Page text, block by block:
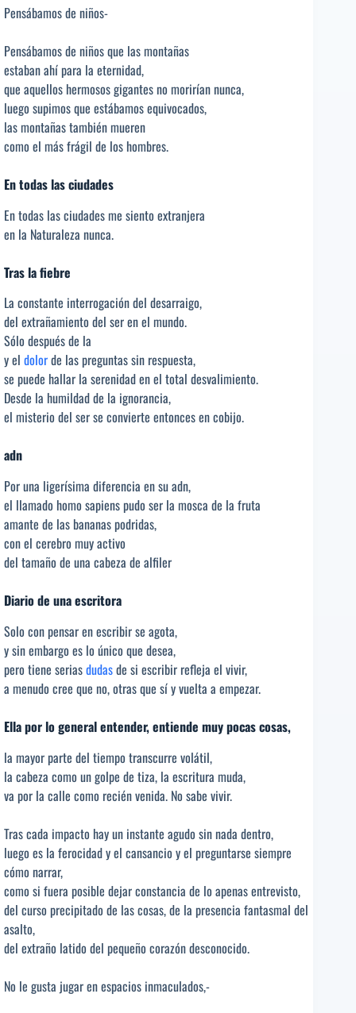
Pensábamos de niños-
Pensábamos de niños que las montañas
estaban ahí para la eternidad,
que aquellos hermosos gigantes no morirían nunca,
luego supimos que estábamos equivocados,
las montañas también mueren
como el más frágil de los hombres.
En todas las ciudades
En todas las ciudades me siento extranjera
en la Naturaleza nunca.
Tras la fiebre
La constante interrogación del desarraigo,
del extrañamiento del ser en el mundo.
Sólo después de la
y el dolorde las preguntas sin respuesta,
se puede hallar la serenidad en el total desvalimiento.
Desde la humildad de la ignorancia,
el misterio del ser se convierte entonces en cobijo.
adn
Por una ligerísima diferencia en su adn,
el llamado homo sapiens pudo ser la mosca de la fruta
amante de las bananas podridas,
con el cerebro muy activo
del tamaño de una cabeza de alfiler
Diario de una escritora
Solo con pensar en escribir se agota,
y sin embargo es lo único que desea,
pero tiene seriasdudasde si escribir refleja el vivir,
a menudo cree que no, otras que sí y vuelta a empezar.
Ella por lo general entender, entiende muy pocas cosas,
la mayor parte del tiempo transcurre volátil,
la cabeza como un golpe de tiza, la escritura muda,
va por la calle como recién venida. No sabe vivir.
Tras cada impacto hay un instante agudo sin nada dentro,
luego es la ferocidad y el cansancio y el preguntarse siempre
cómo narrar,
como si fuera posible dejar constancia de lo apenas entrevisto,
del curso precipitado de las cosas, de la presencia fantasmal del
asalto,
del extraño latido del pequeño corazón desconocido.
No le gusta jugar en espacios inmaculados,-